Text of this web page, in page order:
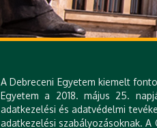
A Debreceni Egyetem kiemelt
Egyetem a 2018. május 25.
adatkezelési és adatvédelmi
adatkezelési szabályozásoknak.